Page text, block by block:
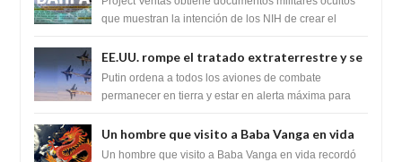
SARS-CoV-2, utilizando la investigación de
que muestran la intención de los NIH de crear el
EE.UU. rompe el tratado extraterrestre y se
prepara para destruir el misterioso satélite
"Caballero Negro"
Putin ordena a todos los aviones de combate
permanecer en tierra y estar en alerta máxima para
Un hombre que visito a Baba Vanga en vida
recordó la terrible predicción de la vidente
Un hombre que visito a Baba Vanga en vida recordó